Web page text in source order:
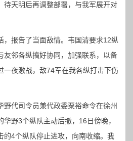
待天明后再调整部署，与我军展开对
，报告了当面敌情。韦国清要求12纵
友邻各纵搞好协同，加强联系，以备
一夜激战，敌74军在我各纵打击下伤
野代司令员兼代政委粟裕命令在徐州
野3个纵队主动后撤，16日傍晚，
的4个纵队停止进攻，向南收缩。我